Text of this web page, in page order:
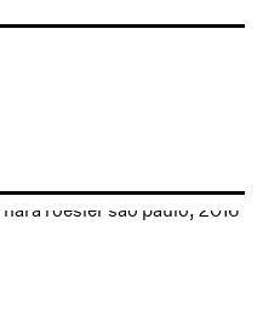
image in a popup: